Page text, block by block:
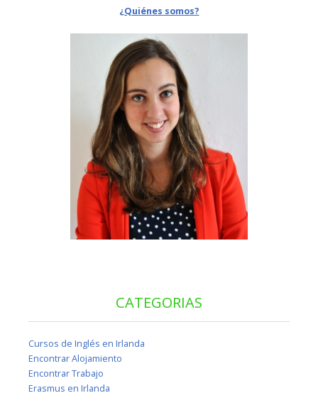
¿Quiénes somos?
CATEGORIAS
Cursos de Inglés en Irlanda
Encontrar Alojamiento
Encontrar Trabajo
Erasmus en Irlanda